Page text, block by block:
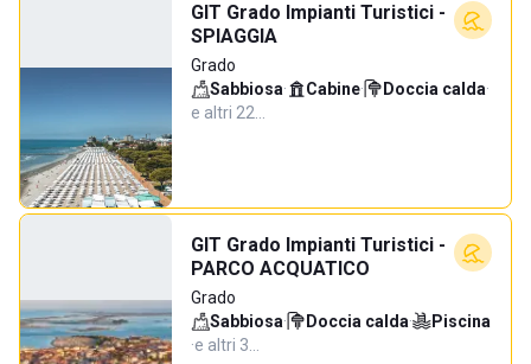
GIT Grado Impianti Turistici -
SPIAGGIA
Grado
Sabbiosa· Cabine· Doccia calda·
e altri 22…
GIT Grado Impianti Turistici -
PARCO ACQUATICO
Grado
Sabbiosa· Doccia calda·
Piscina
·e altri 3…